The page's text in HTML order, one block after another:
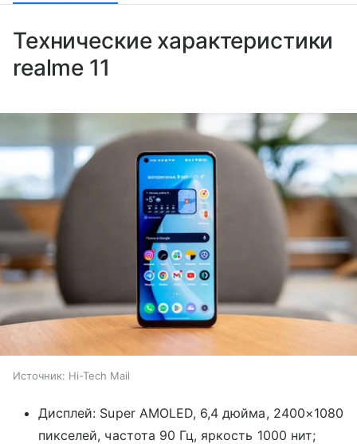
Технические характеристики
realme 11
Источник: Hi-Tech Mail
Дисплей: Super AMOLED, 6,4 дюйма, 2400×1080
пикселей, частота 90 Гц, яркость 1000 нит;